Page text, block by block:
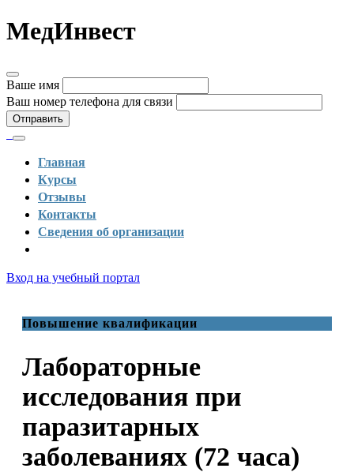
МедИнвест
Ваше имя
Ваш номер телефона для связи
Отправить
Главная
Курсы
Отзывы
Контакты
Сведения об организации
Вход на учебный портал
Повышение квалификации
Лабораторные
исследования при
паразитарных
заболеваниях (72 часа)